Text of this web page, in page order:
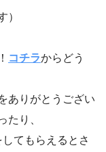
）
コチラからどう
ありがとうござい
たり、
てもらえるとさ